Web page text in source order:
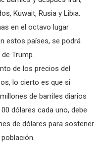
Kuwait, Rusia y Libia.
en el octavo lugar
estos países, se podrá
Trump.
de los precios del
lo cierto es que si
de barriles diarios
dólares cada uno, debe
de dólares para sostener